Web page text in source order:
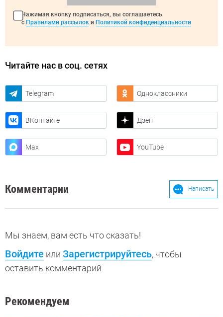
Нажимая кнопку подписаться, вы соглашаетесь
с Правилами рассылок и Политикой конфиденциальности
Читайте нас в соц. сетях
Telegram Одноклассники
ВКонтакте Дзен
Max YouTube
Комментарии Написать
Мы знаем, вам есть что сказать!
Войдите или Зарегистрируйтесь, чтобы
оставить комментарий
Рекомендуем